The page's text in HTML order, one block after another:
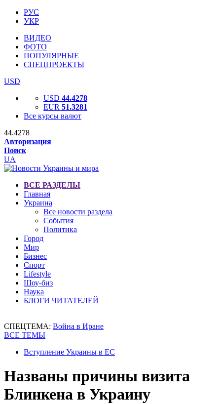
РУС
УКР
ВИДЕО
ФОТО
ПОПУЛЯРНЫЕ
СПЕЦПРОЕКТЫ
USD
USD 44.4278
EUR 51.3281
Все курсы валют
44.4278
Авторизация
Поиск
UA
ВСЕ РАЗДЕЛЫ
Главная
Украина
Все новости раздела
События
Политика
Город
Мир
Бизнес
Спорт
Lifestyle
Шоу-биз
Наука
БЛОГИ ЧИТАТЕЛЕЙ
СПЕЦТЕМА: Война в Иране
ВСЕ ТЕМЫ
Вступление Украины в ЕС
Названы причины визита
Блинкена в Украину